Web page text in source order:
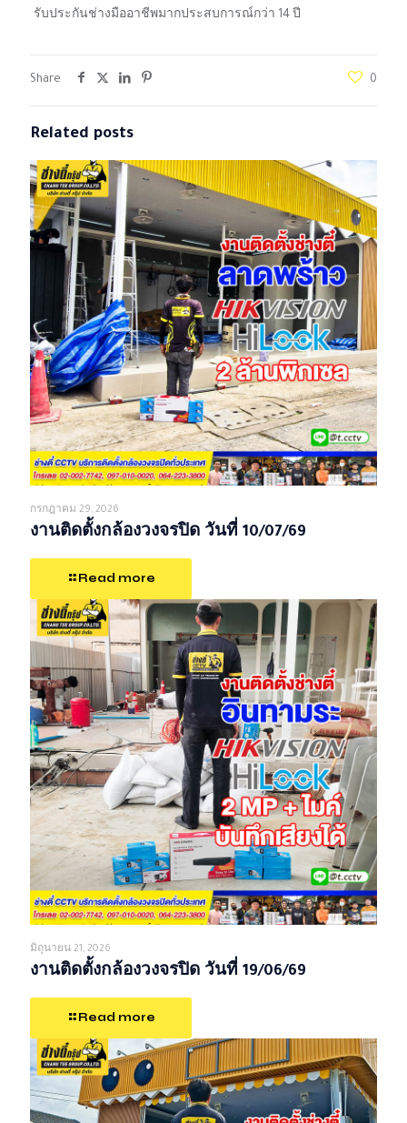
รับประกันช่างมืออาชีพมากประสบการณ์กว่า 14 ปี
Share 0
Related posts
กรกฎาคม 29, 2026
งานติดตั้งกล้องวงจรปิด วันที่ 10/07/69
Read more
มิถุนายน 21, 2026
งานติดตั้งกล้องวงจรปิด วันที่ 19/06/69
Read more